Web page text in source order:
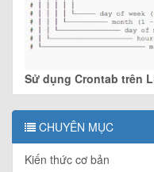
Sử dụng Crontab trên
CHUYÊN MỤC
Kiến thức cơ bản